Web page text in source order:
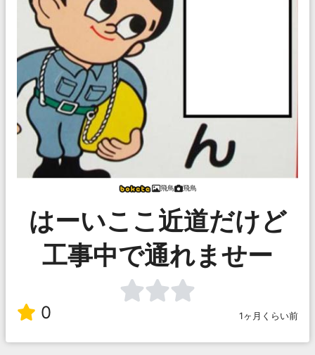
飛鳥 飛鳥
はーいここ近道だけど
工事中で通れませー
0 1ヶ月くらい前